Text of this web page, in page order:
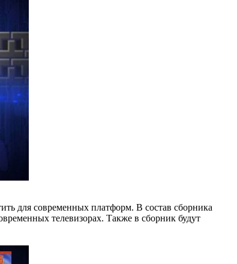
для современных платформ. В состав сборника
телевизорах. Также в сборник будут